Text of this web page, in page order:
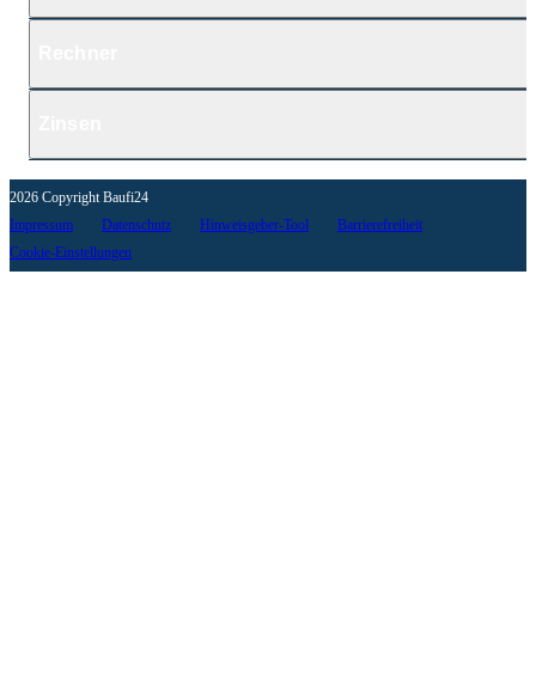
2026 Copyright Baufi24
Impressum
Datenschutz Hinweisgeber-Tool
Barrierefreiheit
Cookie-Einstellungen